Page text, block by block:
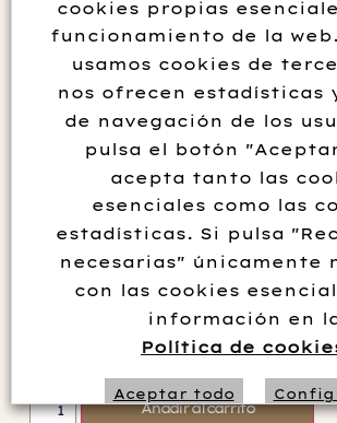
WHISKY CHIVAS
SALUTE 21 AÑOS
Añadir al carrito
cookies propias
funcionamiento de la
usamos cookies de
nos ofrecen estadísticas
de navegación de los
pulsa el botón
acepta tanto las
esenciales como las
estadísticas. Si pulsa
necesarias" únicamente
con las cookies
información en
Política de
Aceptar todo